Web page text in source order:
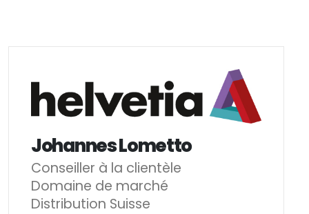
Johannes Lometto
Conseiller à la clientèle
Domaine de marché
Distribution Suisse